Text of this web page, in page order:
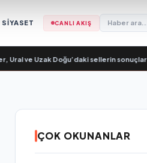
SİYASET CANLI AKIŞ
Uzak Doğu’daki sellerin sonuçlarını
ÇOK OKUNANLAR